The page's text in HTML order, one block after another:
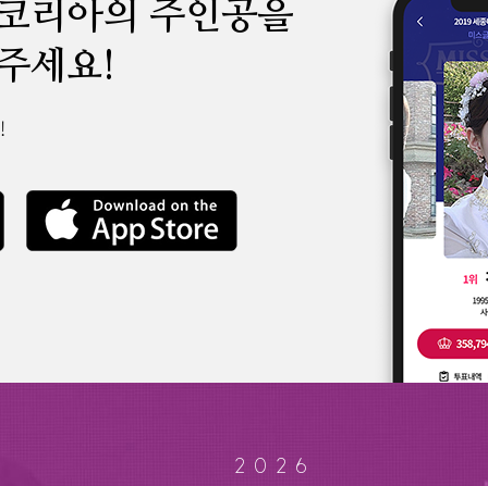
리아의 주인공을
세요!
2026